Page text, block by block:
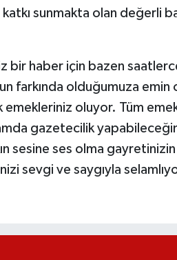
sunmakta olan değerli
bir haber için bazen
farkında olduğumuza emin
oluyor. Tüm
gazetecilik
sesine ses olma
sevgi ve saygıyla